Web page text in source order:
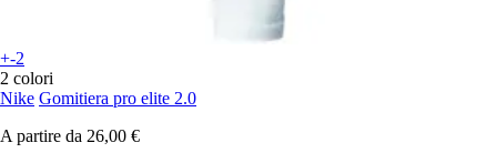
+-2
2 colori
Nike Gomitiera pro elite 2.0
A partire da 26,00 €